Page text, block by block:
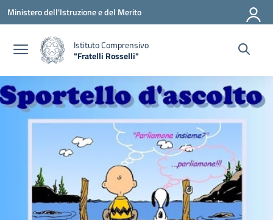
Vai ai contenuti
Vai al menu di navigazione
Vai al footer
Ministero dell'Istruzione e del Merito
Istituto Comprensivo
"Fratelli Rosselli"